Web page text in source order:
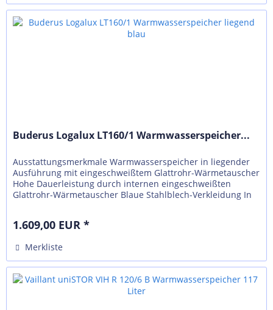
Buderus Logalux LT160/1 Warmwasserspeicher...
Ausstattungsmerkmale Warmwasserspeicher in liegender
Ausführung mit eingeschweißtem Glattrohr-Wärmetauscher
Hohe Dauerleistung durch internen eingeschweißten
Glattrohr-Wärmetauscher Blaue Stahlblech-Verkleidung In
1.609,00 EUR *
Merkliste